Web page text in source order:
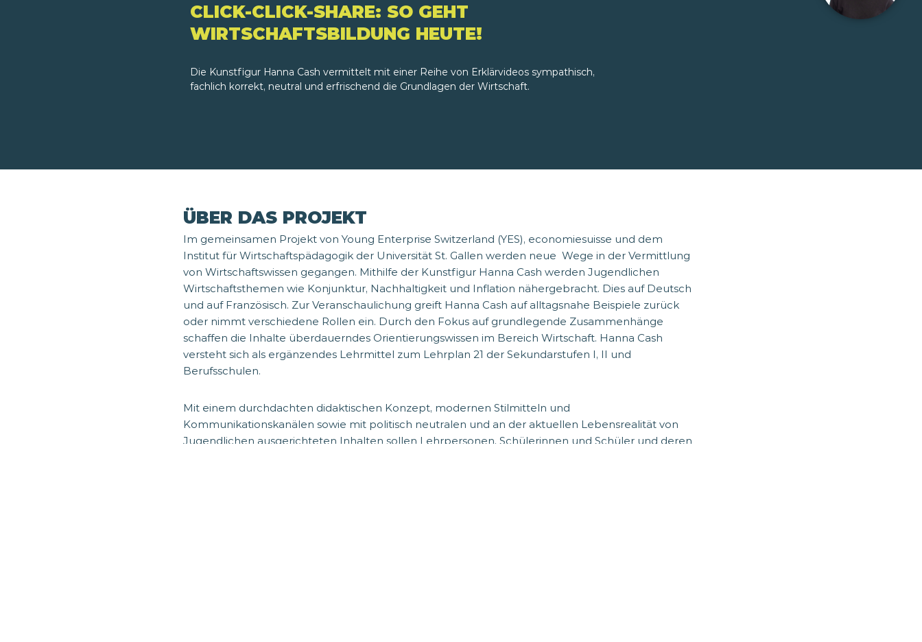
CLICK-CLICK-SHARE: SO GEHT
WIRTSCHAFTSBILDUNG HEUTE!
Die Kunstfigur Hanna Cash vermittelt mit einer Reihe von Erklärvideos sympathisch,
fachlich korrekt, neutral und erfrischend die Grundlagen der Wirtschaft.
ÜBER DAS PROJEKT
Im gemeinsamen Projekt von Young Enterprise Switzerland (YES), economiesuisse und dem
Institut für Wirtschaftspädagogik der Universität St. Gallen werden neue Wege in der Vermittlung
von Wirtschaftswissen gegangen. Mithilfe der Kunstfigur Hanna Cash werden Jugendlichen
Wirtschaftsthemen wie Konjunktur, Nachhaltigkeit und Inflation nähergebracht. Dies auf Deutsch
und auf Französisch. Zur Veranschaulichung greift Hanna Cash auf alltagsnahe Beispiele zurück
oder nimmt verschiedene Rollen ein. Durch den Fokus auf grundlegende Zusammenhänge
schaffen die Inhalte überdauerndes Orientierungswissen im Bereich Wirtschaft. Hanna Cash
versteht sich als ergänzendes Lehrmittel zum Lehrplan 21 der Sekundarstufen I, II und
Berufsschulen.
Mit einem durchdachten didaktischen Konzept, modernen Stilmitteln und
Kommunikationskanälen sowie mit politisch neutralen und an der aktuellen Lebensrealität von
Jugendlichen ausgerichteten Inhalten sollen Lehrpersonen, Schülerinnen und Schüler und deren